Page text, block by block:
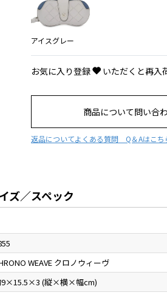
アイスグレー
お気に入り登録 いただくと再入
商品について問い合
返品についてよくある質問 Q＆Aはこち
ズ／スペック
WEAVE クロノウィーヴ
9×15.5×3 (縦×横×幅cm)